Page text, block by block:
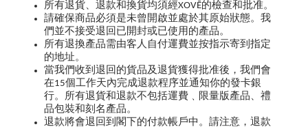
所有退貨、退款和換貨均須經XOVĒ的檢查和批准。
請確保商品必須是未曾開啟並處於其原始狀態。我
們並不接受退回已開封或已使用的產品。
所有退換產品需由客人自付運費並按指示寄到指定
的地址。
當我們收到退回的貨品及退貨獲得批准後，我們會
在15個工作天內完成退款程序並通知你的發卡銀
行。所有退貨和退款不包括運費﹑限量版產品、禮
品包裝和刻名產品。
退款將會退回到閣下的付款帳戶中。請注意，退款